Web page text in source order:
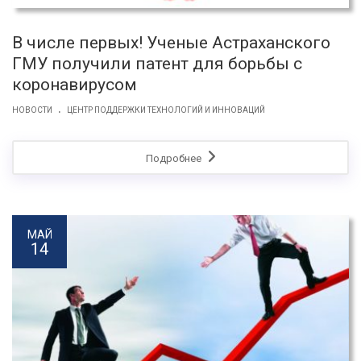
В числе первых! Ученые Астраханского
ГМУ получили патент для борьбы с
коронавирусом
НОВОСТИ . ЦЕНТР ПОДДЕРЖКИ ТЕХНОЛОГИЙ И ИННОВАЦИЙ
Подробнее
МАЙ
14